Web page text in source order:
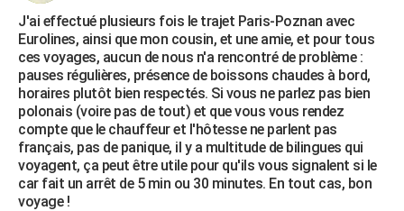
J'ai effectué plusieurs fois le trajet Paris-Poznan avec
Eurolines, ainsi que mon cousin, et une amie, et pour tous
ces voyages, aucun de nous n'a rencontré de problème :
pauses régulières, présence de boissons chaudes à bord,
horaires plutôt bien respectés. Si vous ne parlez pas bien
polonais (voire pas de tout) et que vous vous rendez
compte que le chauffeur et l'hôtesse ne parlent pas
français, pas de panique, il y a multitude de bilingues qui
voyagent, ça peut être utile pour qu'ils vous signalent si le
car fait un arrêt de 5 min ou 30 minutes. En tout cas, bon
voyage !